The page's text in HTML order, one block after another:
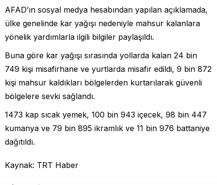
AFAD’ın sosyal medya hesabından yapılan açıklamada,
ülke genelinde kar yağışı nedeniyle mahsur kalanlara
yönelik yardımlarla ilgili bilgiler paylaşıldı.
Buna göre kar yağışı sırasında yollarda kalan 24 bin
749 kişi misafirhane ve yurtlarda misafir edildi, 9 bin 872
kişi mahsur kaldıkları bölgelerden kurtarılarak güvenli
bölgelere sevki sağlandı.
1473 kap sıcak yemek, 100 bin 943 içecek, 98 bin 447
kumanya ve 79 bin 895 ikramlık ve 11 bin 976 battaniye
dağıtıldı.
Kaynak: TRT Haber